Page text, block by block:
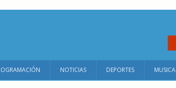
NOTICIAS DEPORTES MUSICA